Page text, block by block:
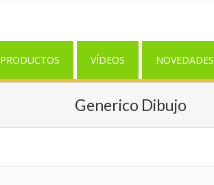
PRODUCTOS VÍDEOS NOVEDADES
Generico Dibujo